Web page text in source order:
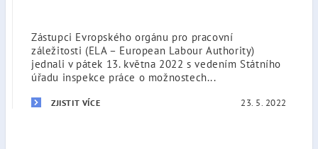
Zástupci Evropského orgánu pro pracovní
záležitosti (ELA – European Labour Authority)
jednali v pátek 13. května 2022 s vedením Státního
úřadu inspekce práce o možnostech...
ZJISTIT VÍCE 23. 5. 2022